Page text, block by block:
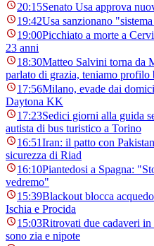
20:15Senato Usa approva
19:42Usa sanzionano
19:00Picchiato a morte a
23 anni
18:30Matteo Salvini torna da
parlato di grazia, teniamo profilo
17:56Milano, evade dai
Daytona KK
17:23Sedici giorni alla guida
autista di bus turistico a Torino
16:51Iran: il patto con
sicurezza di Riad
16:10Piantedosi a Spagna:
vedremo"
15:39Blackout blocca
Ischia e Procida
15:03Ritrovati due cadaveri in
sono zia e nipote